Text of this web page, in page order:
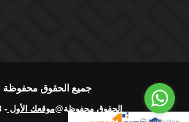
الحقوق محفوظة@موقعك الأول- 2023
جميع الحقوق محفوظة